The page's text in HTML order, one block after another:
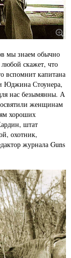
мы знаем обычно
скажет, что
вспомнит капитана
Юджина Стоунера,
нас безымянны. А
женщинам
хороших
штат
охотник,
журнала Guns